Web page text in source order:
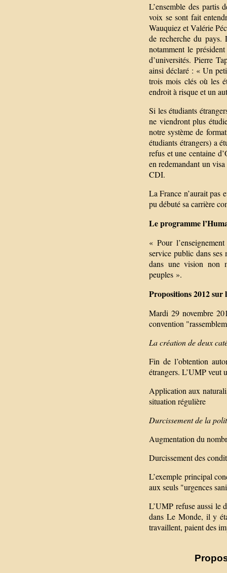
L’ensemble des partis
voix se sont fait
Wauquiez et Valérie
de recherche du pays.
notamment le
d’universités. Pierre
ainsi déclaré : « Un
trois mois clés où les
endroit à risque et un
Si les étudiants
ne viendront plus
notre système de
étudiants étrangers) a
refus et une centaine
en redemandant un
CDI.
La France n’aurait pas
pu débuté sa carrière
Le programme
« Pour
service public dans
dans une vision non
peuples ».
Propositions 2012
Mardi 29 novembre
convention
La création de deux
Fin de l’obtention
étrangers. L’UMP veut
Application aux
situation régulière
Durcissement de la
Augmentation du
Durcissement des
L’exemple principal
aux seuls "urgences
L’UMP refuse aussi le
dans Le Monde, il y
travaillent, paient des